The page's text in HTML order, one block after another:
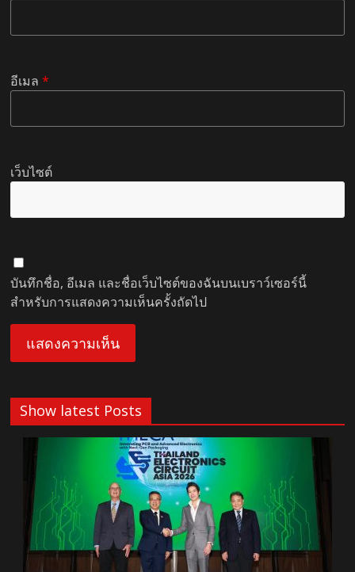
อีเมล*
เว็บไซต์
บันทึกชื่อ, อีเมล และชื่อเว็บไซต์ของฉันบนเบราว์เซอร์นี้
สำหรับการแสดงความเห็นครั้งถัดไป
Show latest Posts